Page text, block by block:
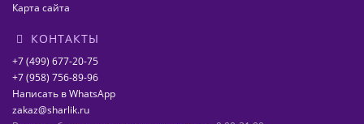
Карта сайта
КОНТАКТЫ
+7 (499) 677-20-75
+7 (958) 756-89-96
Написать в WhatsApp
zakaz@sharlik.ru